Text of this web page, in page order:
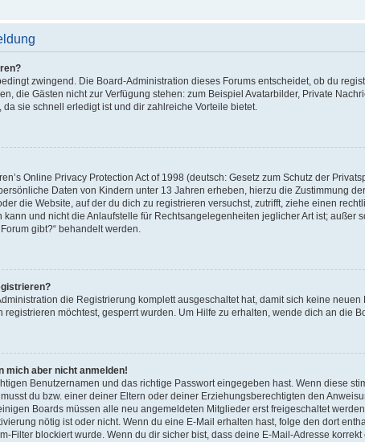
zwingend. Die Board-Administration dieses Forums entscheidet, ob du
die Gästen nicht zur Verfügung stehen: zum Beispiel Avatarbilder, Private
sie schnell erledigt ist und dir zahlreiche Vorteile bietet.
Online Privacy Protection Act of 1998 (deutsch: Gesetz zum Schutz der
Daten von Kindern unter 13 Jahren erheben, hierzu die Zustimmung
die Website, auf der du dich zu registrieren versuchst, zutrifft, ziehe einen
kann und nicht die Anlaufstelle für Rechtsangelegenheiten jeglicher Art ist;
gibt?“ behandelt werden.
die Registrierung komplett ausgeschaltet hat, damit sich keine
registrieren möchtest, gesperrt wurden. Um Hilfe zu erhalten, wende dich an die
mich aber nicht anmelden!
Benutzernamen und das richtige Passwort eingegeben hast. Wenn diese
du bzw. einer deiner Eltern oder deiner Erziehungsberechtigten den
Boards müssen alle neu angemeldeten Mitglieder erst freigeschaltet
nötig ist oder nicht. Wenn du eine E-Mail erhalten hast, folge den dort
Filter blockiert wurde. Wenn du dir sicher bist, dass deine E-Mail-Adresse